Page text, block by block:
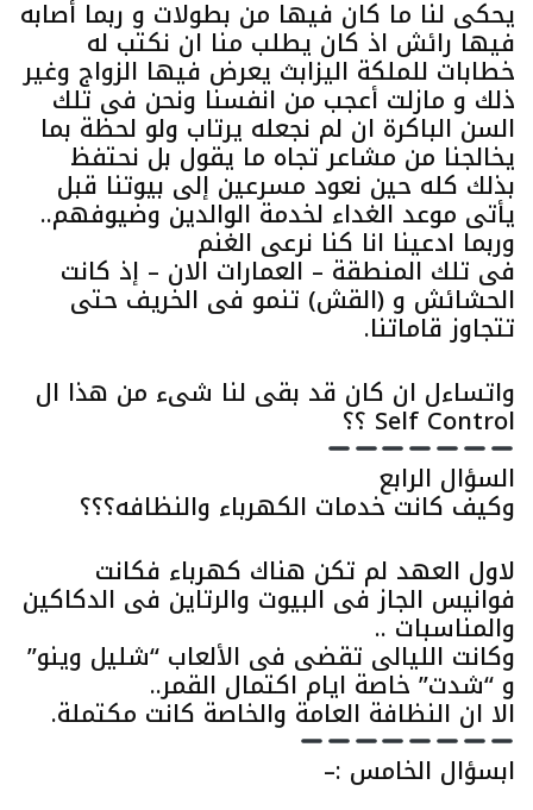
يحكى لنا ما كان فيها من بطولات و ربما أصابه
فيها رائش اذ كان يطلب منا ان نكتب له
خطابات للملكة اليزابث يعرض فيها الزواج وغير
ذلك و مازلت أعجب من انفسنا ونحن فى تلك
السن الباكرة ان لم نجعله يرتاب ولو لحظة بما
يخالجنا من مشاعر تجاه ما يقول بل نحتفظ
بذلك كله حين نعود مسرعين إلى بيوتنا قبل
يأتى موعد الغداء لخدمة الوالدين وضيوفهم..
وربما ادعينا انا كنا نرعى الغنم
فى تلك المنطقة – العمارات الان – إذ كانت
الحشائش و (القش) تنمو فى الخريف حتى
تتجاوز قاماتنا.
واتساءل ان كان قد بقى لنا شىء من هذا ال
Self Control ؟؟
السؤال الرابع
وكيف كانت خدمات الكهرباء والنظافه؟؟؟
لاول العهد لم تكن هناك كهرباء فكانت
فوانيس الجاز فى البيوت والرتاين فى الدكاكين
والمناسبات ..
وكانت الليالى تقضى فى الألعاب “شليل وينو”
و “شدت” خاصة ايام اكتمال القمر..
الا ان النظافة العامة والخاصة كانت مكتملة.
ابسؤال الخامس :–